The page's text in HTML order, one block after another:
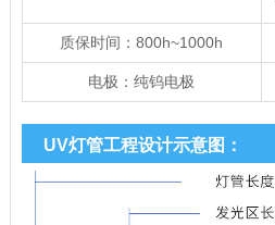
质保时间：800h~1000h
电极：纯钨电极
UV灯管工程设计示意图：